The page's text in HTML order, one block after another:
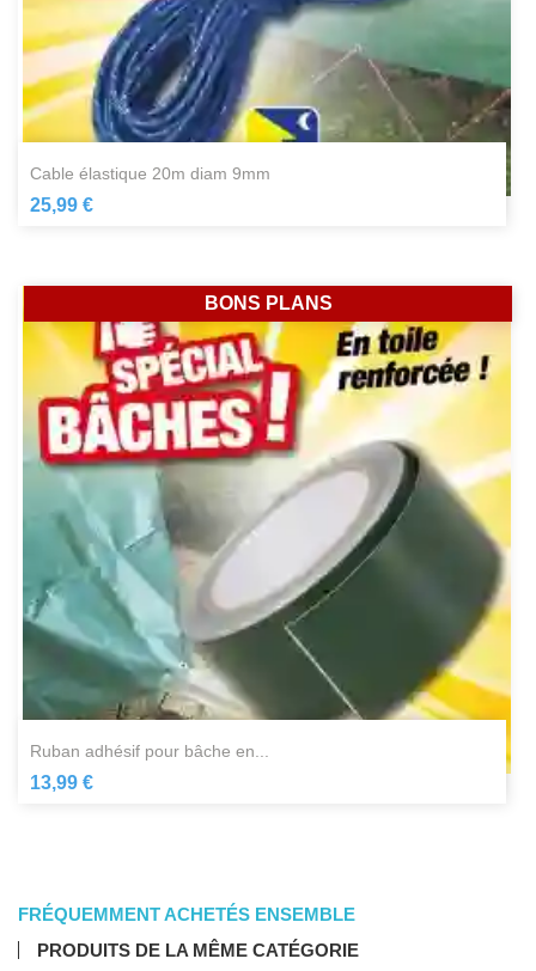
cable élastique 20m diam 9mm
25,99 €
ruban adhésif pour bâche en...
13,99 €
BONS PLANS
FRÉQUEMMENT ACHETÉS ENSEMBLE
PRODUITS DE LA MÊME CATÉGORIE